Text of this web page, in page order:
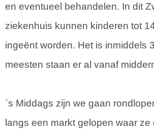
en eventueel behandelen. In dit
ziekenhuis kunnen kinderen tot
ingeënt worden. Het is inmiddels
meesten staan er al vanaf
`s Middags zijn we gaan
langs een markt gelopen waar ze